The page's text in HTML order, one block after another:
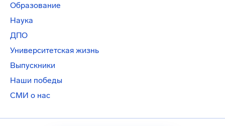
Образование
Наука
ДПО
Университетская жизнь
Выпускники
Наши победы
СМИ о нас